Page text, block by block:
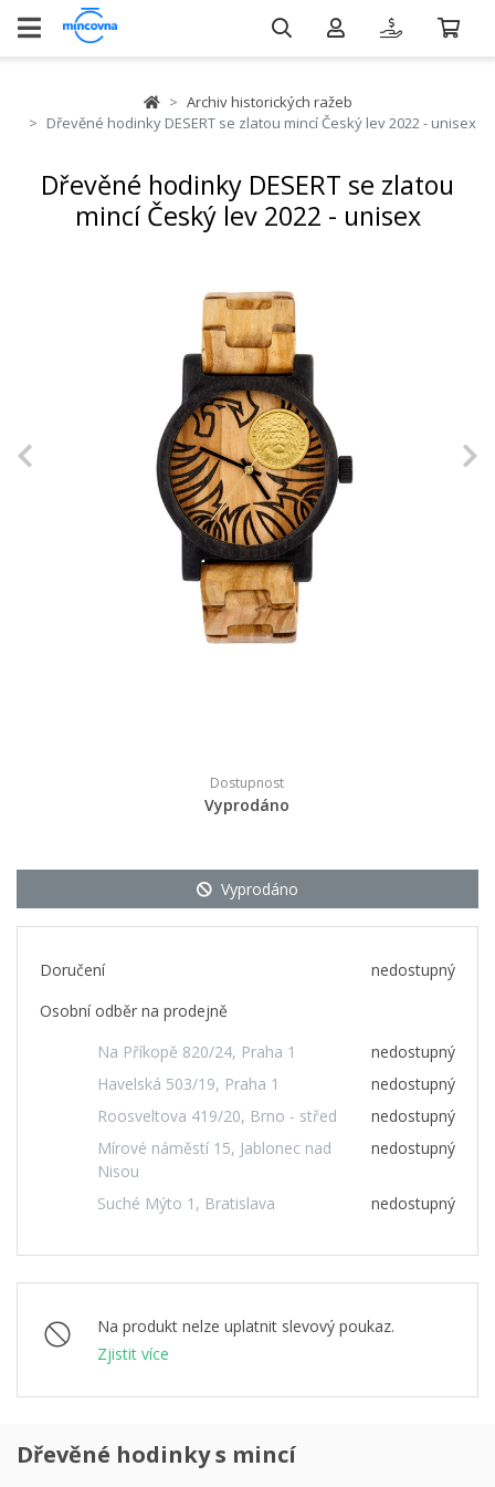
Archiv historických ražeb
Dřevěné hodinky DESERT se zlatou mincí Český lev 2022 - unisex
Dřevěné hodinky DESERT se zlatou
mincí Český lev 2022 - unisex
Previous
Dostupnost
Vyprodáno
Vyprodáno
Doručení
nedostupný
Osobní odběr na prodejně
Na Příkopě 820/24, Praha 1
nedostupný
Havelská 503/19, Praha 1
nedostupný
Roosveltova 419/20, Brno - střed
nedostupný
Mírové náměstí 15, Jablonec nad
Nisou
nedostupný
Suché Mýto 1, Bratislava nedostupný
Na produkt nelze uplatnit slevový poukaz.
Zjistit více
Dřevěné hodinky s mincí